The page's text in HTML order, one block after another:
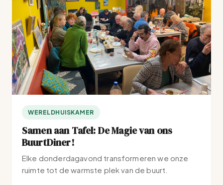
WERELDHUISKAMER
Samen aan Tafel: De Magie van ons
BuurtDiner!
Elke donderdagavond transformeren we onze
ruimte tot de warmste plek van de buurt.